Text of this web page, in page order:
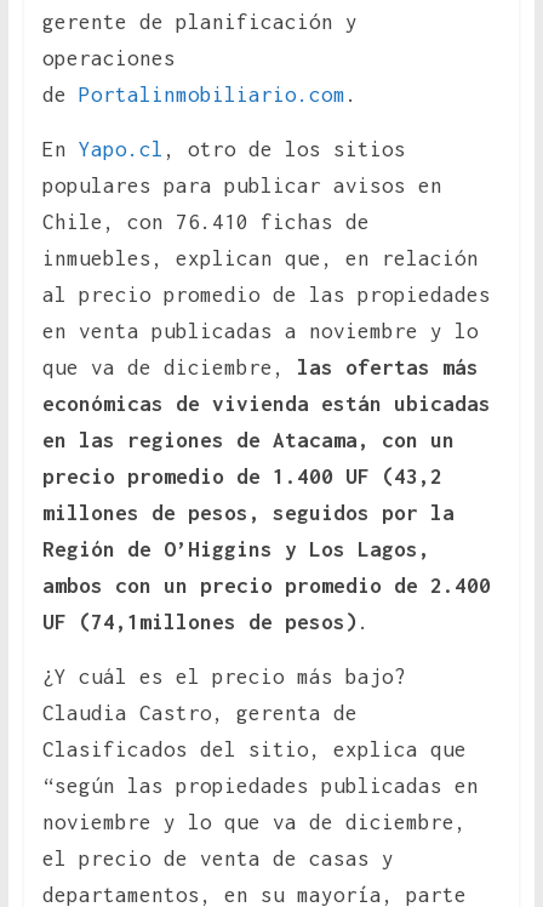
gerente de planificación y
operaciones
de Portalinmobiliario.com .
En Yapo.cl , otro de los sitios
populares para publicar avisos en
Chile, con 76.410 fichas de
inmuebles, explican que, en relación
al precio promedio de las propiedades
en venta publicadas a noviembre y lo
que va de diciembre, las ofertas más
económicas de vivienda están ubicadas
en las regiones de Atacama, con un
precio promedio de 1.400 UF (43,2
millones de pesos, seguidos por la
Región de O’Higgins y Los Lagos,
ambos con un precio promedio de 2.400
UF (74,1millones de pesos) .
¿Y cuál es el precio más bajo?
Claudia Castro, gerenta de
Clasificados del sitio, explica que
“según las propiedades publicadas en
noviembre y lo que va de diciembre,
el precio de venta de casas y
departamentos, en su mayoría, parte